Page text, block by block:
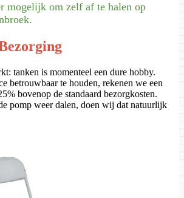
mogelijk om zelf af te halen op
tanken is momenteel een dure hobby.
betrouwbaar te houden, rekenen we een
bovenop de standaard bezorgkosten.
pomp weer dalen, doen wij dat natuurlijk